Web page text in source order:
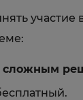
сложным